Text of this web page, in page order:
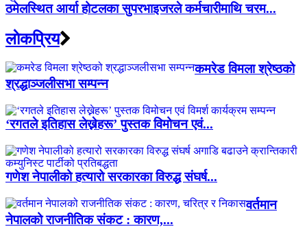
ठमेलस्थित आर्या होटलका सुपरभाइजरले कर्मचारीमाथि चरम...
लाेकप्रिय
कमरेड विमला श्रेष्ठको
श्रद्धाञ्जलीसभा सम्पन्न
‘रगतले इतिहास लेख्नेहरू’ पुस्तक विमोचन एवं...
गणेश नेपालीको हत्यारो सरकारका विरुद्ध संघर्ष...
वर्तमान
नेपालको राजनीतिक संकट : कारण,...